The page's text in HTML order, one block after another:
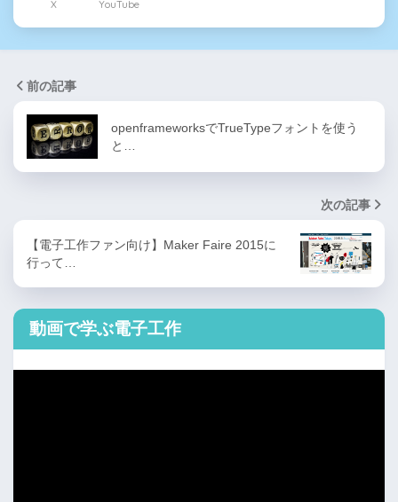
X YouTube
前の記事
openframeworksでTrueTypeフォントを使う
と…
次の記事
【電子工作ファン向け】Maker Faire 2015に
行って…
動画で学ぶ電子工作